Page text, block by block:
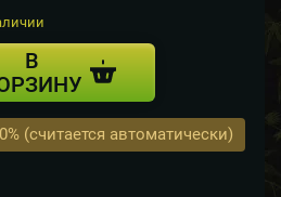
В
(считается автоматически)